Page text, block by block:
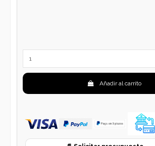
Añadir al carrito